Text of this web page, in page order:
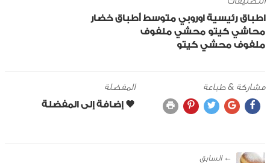
اطباق رئيسية اوروبي متوسط أطباق خضار
محاشي كيتو محشي ملفوف
ملفوف محشي كيتو
مشاركة & طباعة المفضلة
← ‎السابق